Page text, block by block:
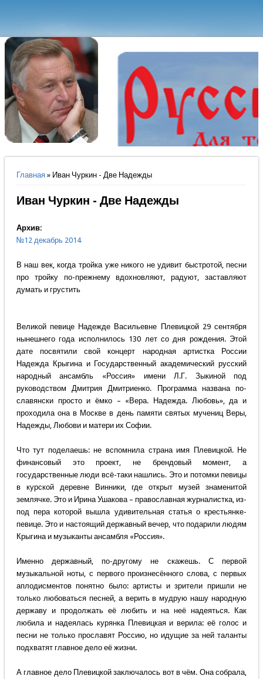
Вы здесь
Главная» Иван Чуркин - Две Надежды
Иван Чуркин - Две Надежды
Архив:
№12 декабрь 2014
В наш век, когда тройка уже никого не удивит быстротой, песни
про тройку по-прежнему вдохновляют, радуют, заставляют
думать и грустить
Великой певице Надежде Васильевне Плевицкой 29 сентября
нынешнего года исполнилось 130 лет со дня рождения. Этой
дате посвятили свой концерт народная артистка России
Надежда Крыгина и Государственный академический русский
народный ансамбль «Россия» имени Л.Г. Зыкиной под
руководством Дмитрия Дмитриенко. Программа названа по-
славянски просто и ёмко – «Вера. Надежда. Любовь», да и
проходила она в Москве в день памяти святых мучениц Веры,
Надежды, Любови и матери их Софии.
Что тут поделаешь: не вспомнила страна имя Плевицкой. Не
финансовый это проект, не брендовый момент, а
государственные люди всё-таки нашлись. Это и потомки певицы
в курской деревне Винники, где открыт музей знаменитой
землячке. Это и Ирина Ушакова – православная журналистка, из-
под пера которой вышла удивительная статья о крестьянке-
певице. Это и настоящий державный вечер, что подарили людям
Крыгина и музыканты ансамбля «Россия».
Именно державный, по-другому не скажешь. С первой
музыкальной ноты, с первого произнесённого слова, с первых
аплодисментов понятно было: артисты и зрители пришли не
только любоваться песней, а верить в мудрую нашу народную
державу и продолжать её любить и на неё надеяться. Как
любила и надеялась курянка Плевицкая и верила: её голос и
песни не только прославят Россию, но идущие за ней таланты
подхватят главное дело её жизни.
А главное дело Плевицкой заключалось вот в чём. Она собрала,